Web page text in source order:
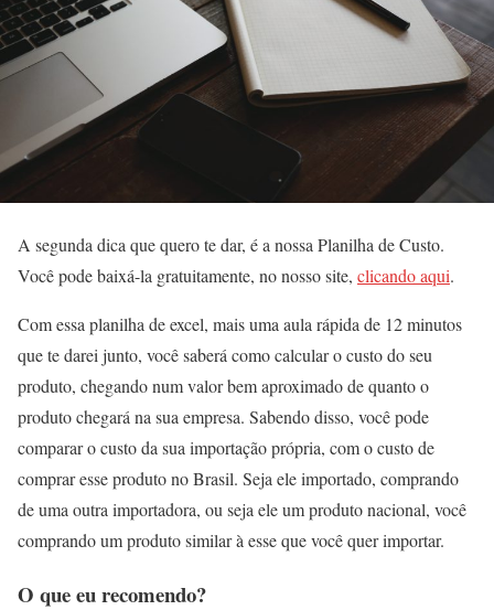
A segunda dica que quero te dar, é a nossa Planilha de Custo.
Você pode baixá-la gratuitamente, no nosso site, clicando aqui.
Com essa planilha de excel, mais uma aula rápida de 12 minutos
que te darei junto, você saberá como calcular o custo do seu
produto, chegando num valor bem aproximado de quanto o
produto chegará na sua empresa. Sabendo disso, você pode
comparar o custo da sua importação própria, com o custo de
comprar esse produto no Brasil. Seja ele importado, comprando
de uma outra importadora, ou seja ele um produto nacional, você
comprando um produto similar à esse que você quer importar.
O que eu recomendo?